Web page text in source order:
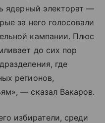
ядерный электорат —
за него голосовали
кампании. Плюс
до сих пор
где
регионов,
— сказал Вакаров.
избиратели, среди